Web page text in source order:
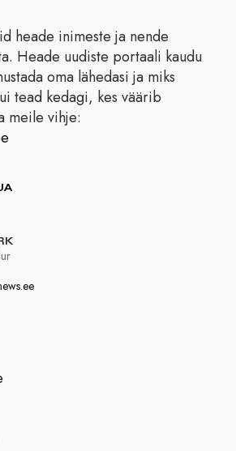
heade inimeste ja nende
Heade uudiste portaali kaudu
oma lähedasi ja miks
tead kedagi, kes väärib
meile vihje: